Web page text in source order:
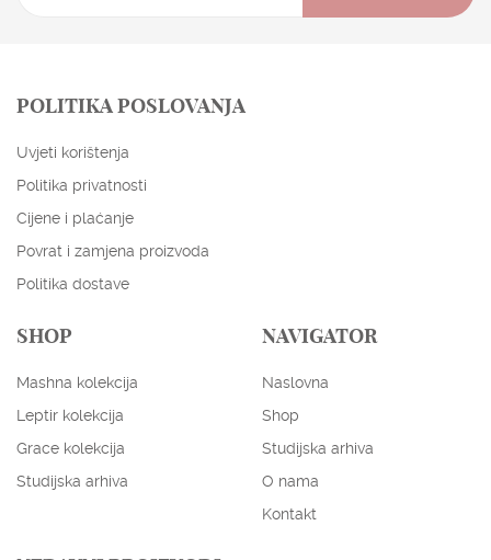
ENGLISH HRVATSKI
EUR
POLITIKA POSLOVANJA
Uvjeti korištenja
Politika privatnosti
Cijene i plaćanje
Povrat i zamjena proizvoda
Politika dostave
SHOP
Mashna kolekcija
Leptir kolekcija
Grace kolekcija
Studijska arhiva
NAVIGATOR
Naslovna
Shop
Studijska arhiva
O nama
Kontakt